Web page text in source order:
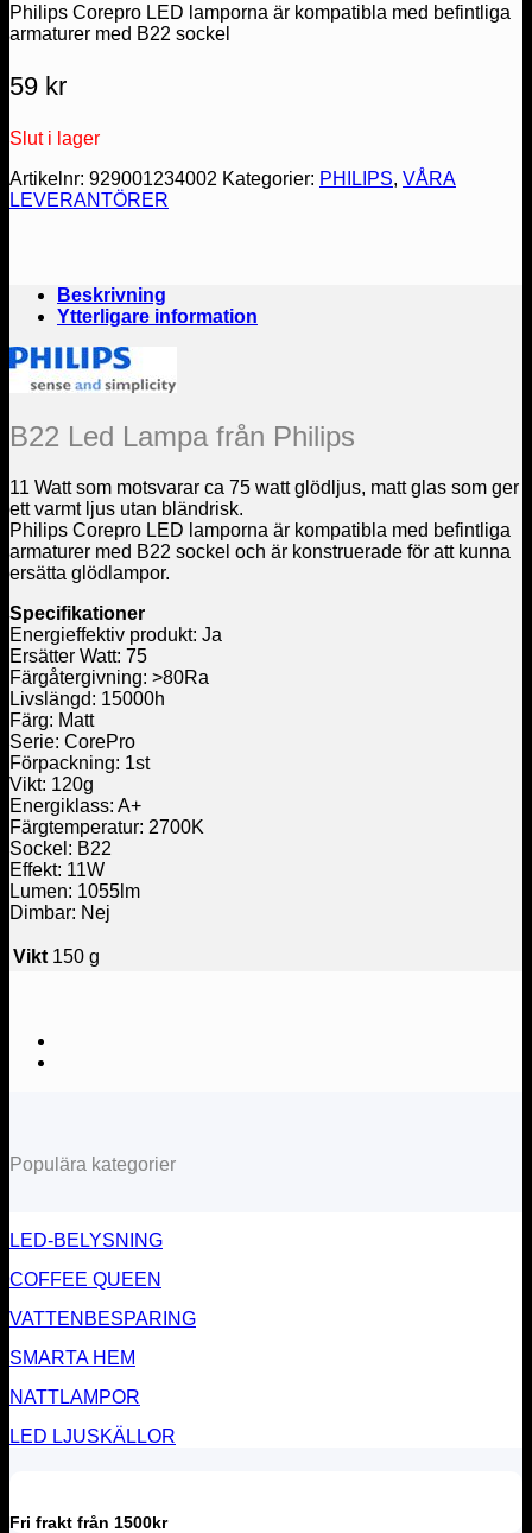
Philips Corepro LED lamporna är kompatibla med befintliga
armaturer med B22 sockel
59 kr
Slut i lager
Artikelnr: 929001234002 Kategorier: PHILIPS, VÅRA
LEVERANTÖRER
Beskrivning
Ytterligare information
B22 Led Lampa från Philips
11 Watt som motsvarar ca 75 watt glödljus, matt glas som ger
ett varmt ljus utan bländrisk.
Philips Corepro LED lamporna är kompatibla med befintliga
armaturer med B22 sockel och är konstruerade för att kunna
ersätta glödlampor.
Specifikationer
Energieffektiv produkt: Ja
Ersätter Watt: 75
Färgåtergivning: >80Ra
Livslängd: 15000h
Färg: Matt
Serie: CorePro
Förpackning: 1st
Vikt: 120g
Energiklass: A+
Färgtemperatur: 2700K
Sockel: B22
Effekt: 11W
Lumen: 1055lm
Dimbar: Nej
Vikt 150 g
Populära kategorier
LED-BELYSNING
COFFEE QUEEN
VATTENBESPARING
SMARTA HEM
NATTLAMPOR
LED LJUSKÄLLOR
Fri frakt från 1500kr